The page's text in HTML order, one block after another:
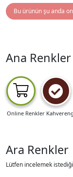
Bu ürünün şu anda
Ana Renkler
Online Renkler
Ara Renkler
Lütfen incelemek